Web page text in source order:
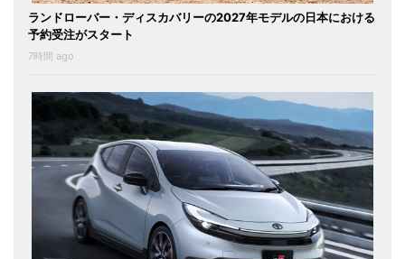
ランドローバー・ディスカバリーの2027年モデルの日本における
予約受注がスタート
7時間 ago